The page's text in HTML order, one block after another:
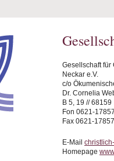
Gesellschaft
Neckar e.V.
c/o
Dr. Cornelia
B 5, 19 //
Fon 0621-
Fax 0621-
E-Mail
Homepage